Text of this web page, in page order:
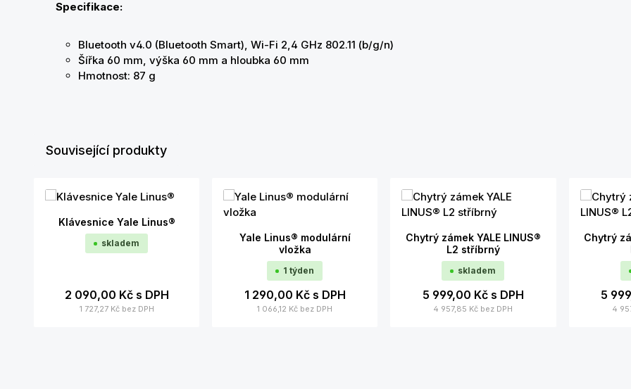
Specifikace:
Bluetooth v4.0 (Bluetooth Smart), Wi-Fi 2,4 GHz 802.11 (b/g/n)
Šířka 60 mm, výška 60 mm a hloubka 60 mm
Hmotnost: 87 g
Související produkty
Klávesnice Yale Linus®
skladem
2 090,00 Kč s DPH
1 727,27 Kč bez DPH
Yale Linus® modulární
vložka
1 týden
1 290,00 Kč s DPH
1 066,12 Kč bez DPH
Chytrý zámek YALE LINUS®
L2 stříbrný
skladem
5 999,00 Kč s DPH
4 957,85 Kč bez DPH
Chytrý
5
4